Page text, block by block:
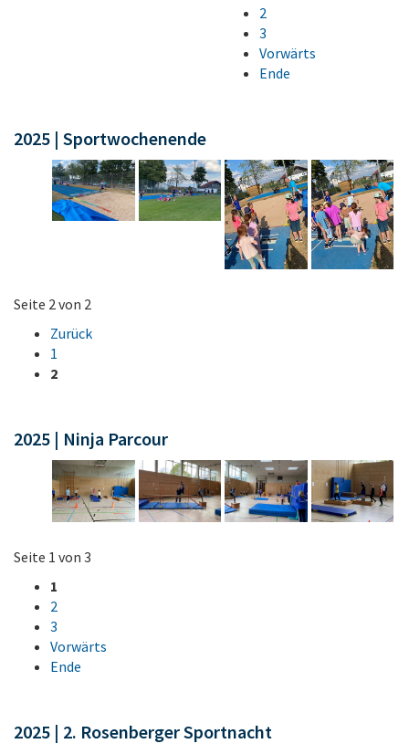
2
3
Vorwärts
Ende
2025 | Sportwochenende
Seite 2 von 2
Zurück
1
2
2025 | Ninja Parcour
Seite 1 von 3
1
2
3
Vorwärts
Ende
2025 | 2. Rosenberger Sportnacht